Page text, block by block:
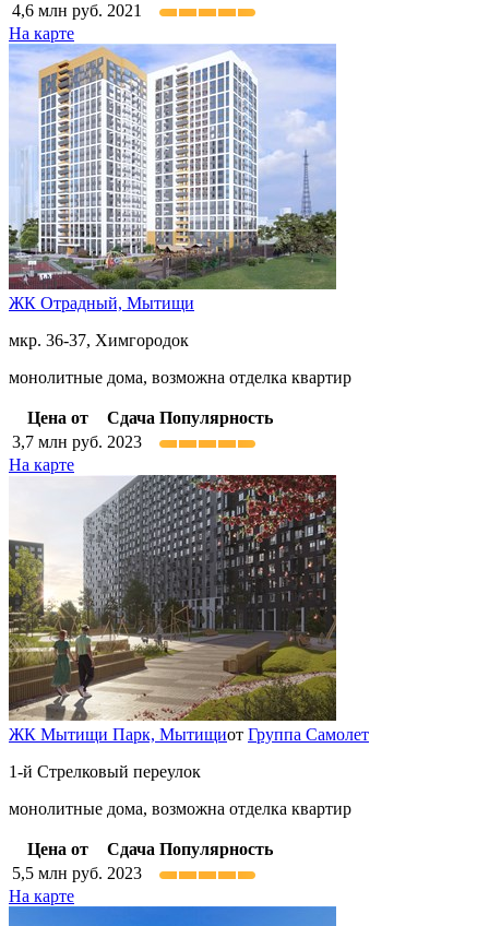
4,6 млн руб. 2021
На карте
ЖК Отрадный, Мытищи
мкр. 36-37, Химгородок
монолитные дома, возможна отделка квартир
Цена от Сдача Популярность
3,7 млн руб. 2023
На карте
ЖК Мытищи Парк, Мытищиот Группа Самолет
1-й Стрелковый переулок
монолитные дома, возможна отделка квартир
Цена от Сдача Популярность
5,5 млн руб. 2023
На карте